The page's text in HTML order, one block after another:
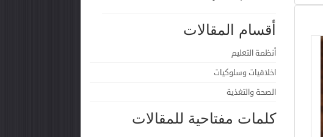
أقسام المقالات
أنظمة التعليم
اخلاقيات وسلوكيات
الصحة والتغذية
كلمات مفتاحية للمقالات